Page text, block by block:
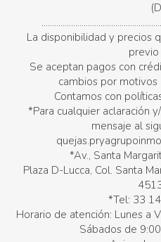
La disponibilidad y precios
previo
Se aceptan pagos con
cambios por
Contamos con
*Para cualquier aclaración
mensaje al
*Av., Santa
Plaza D-Lucca, Col. Santa
*Tel: 33
Horario de atención: Lunes a
Sábados de